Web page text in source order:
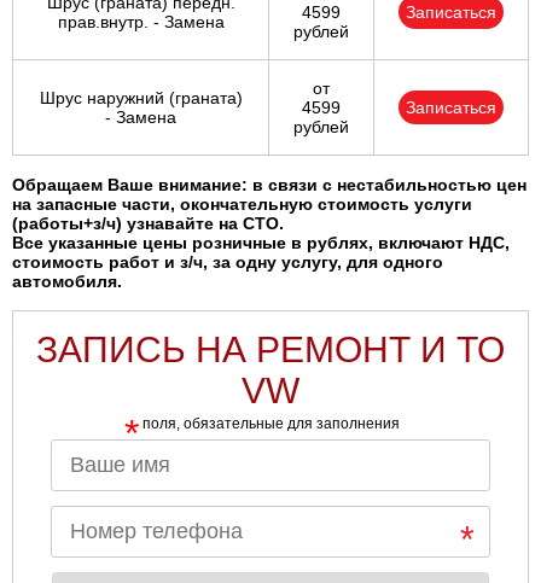
прав.внутр. - Замена
4599
рублей
Записаться
Шрус наружний (граната)
- Замена
от
4599
рублей
Записаться
Обращаем Ваше внимание: в связи с нестабильностью цен
на запасные части, окончательную стоимость услуги
(работы+з/ч) узнавайте на СТО.
Все указанные цены розничные в рублях, включают НДС,
стоимость работ и з/ч, за одну услугу, для одного
автомобиля.
ЗАПИСЬ НА РЕМОНТ И ТО
VW
* поля, обязательные для заполнения